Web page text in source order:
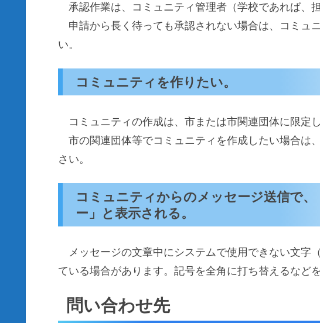
承認作業は、コミュニティ管理者（学校であれば、
申請から長く待っても承認されない場合は、コミュ
い。
コミュニティを作りたい。
コミュニティの作成は、市または市関連団体に限定し
市の関連団体等でコミュニティを作成したい場合は
さい。
コミュニティからのメッセージ送信で
ー」と表示される。
メッセージの文章中にシステムで使用できない文字
ている場合があります。記号を全角に打ち替えるなど
問い合わせ先